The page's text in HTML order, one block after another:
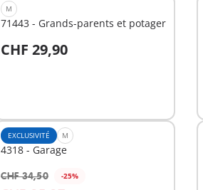
M
71443 - Grands-parents et potager
CHF 29,90
Au panier
EXCLUSIVITÉ M
4318 - Garage
CHF 34,50 -25%